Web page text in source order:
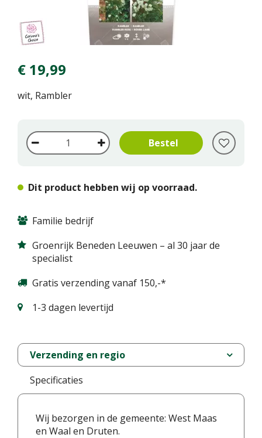
€ 19,99
wit, Rambler
Dit product hebben wij op voorraad.
Familie bedrijf
Groenrijk Beneden Leeuwen – al 30 jaar de
specialist
Gratis verzending vanaf 150,-*
1-3 dagen levertijd
Verzending en regio
Specificaties
Wij bezorgen in de gemeente: West Maas
en Waal en Druten.